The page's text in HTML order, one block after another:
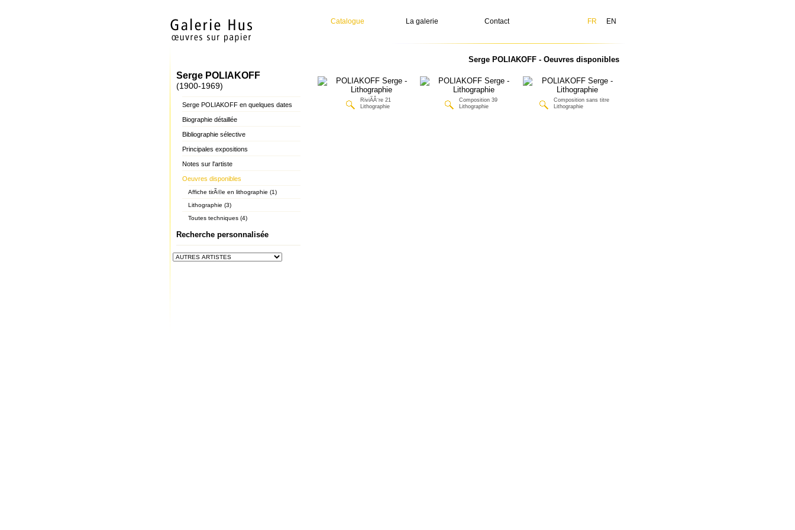
Catalogue La galerie Contact FR EN
Serge POLIAKOFF
(1900-1969)
Serge POLIAKOFF en quelques dates
Biographie détaillée
Bibliographie sélective
Principales expositions
Notes sur l'artiste
Oeuvres disponibles
Affiche tirÃ©e en lithographie (1)
Lithographie (3)
Toutes techniques (4)
Recherche personnalisée
Serge POLIAKOFF - Oeuvres disponibles
RiviÃÂ¨re 21
Lithographie
Composition 39
Lithographie
Composition sans titre
Lithographie